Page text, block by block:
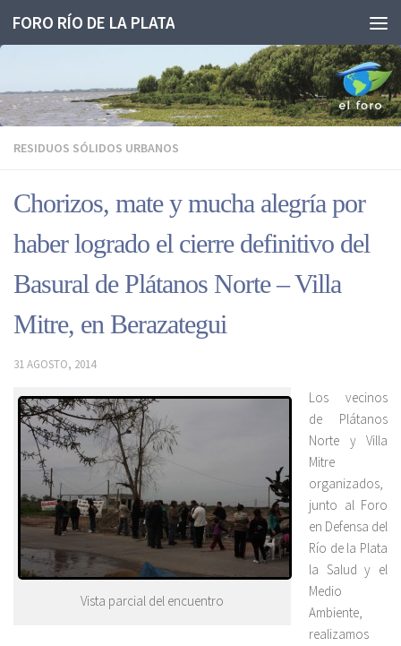
Saltar al contenido
FORO RÍO DE LA PLATA
RESIDUOS SÓLIDOS URBANOS
Chorizos, mate y mucha alegría por
haber logrado el cierre definitivo del
Basural de Plátanos Norte – Villa
Mitre, en Berazategui
31 AGOSTO, 2014
Vista parcial del encuentro
Los vecinos
de Plátanos
Norte y Villa
Mitre
organizados,
junto al Foro
en Defensa del
Río de la Plata
la Salud y el
Medio
Ambiente,
realizamos